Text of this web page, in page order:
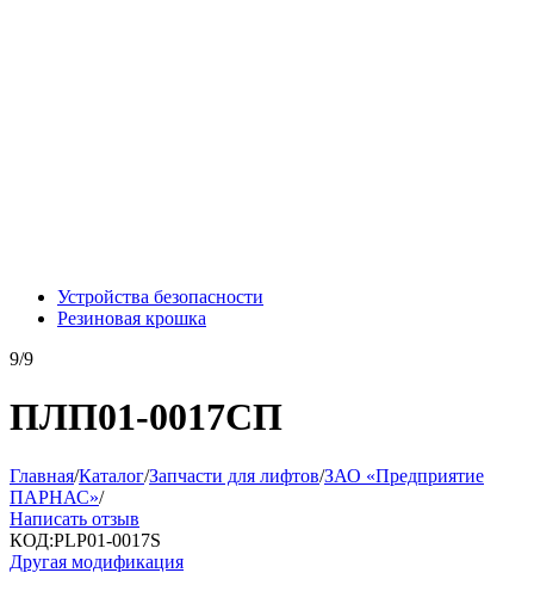
Устройства безопасности
Резиновая крошка
9/9
ПЛП01-0017СП
Главная/Каталог/Запчасти для лифтов/ЗАО «Предприятие
ПАРНАС»/
Написать отзыв
КОД:PLP01-0017S
Другая модификация